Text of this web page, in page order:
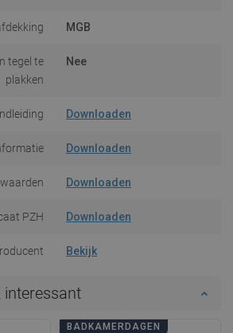
MGB
tegel te
plakken
Nee
Downloaden
Downloaden
Downloaden
PZH Downloaden
Bekijk
interessant
BADKAMERDAGEN